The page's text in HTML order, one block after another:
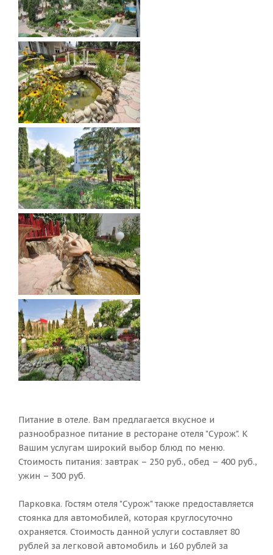
Питание в отеле. Вам предлагается вкусное и
разнообразное питание в ресторане отеля "Сурож". К
Вашим услугам широкий выбор блюд по меню.
Стоимость питания: завтрак – 250 руб., обед – 400 руб.,
ужин – 300 руб.
Парковка. Гостям отеля "Сурож" также предоставляется
стоянка для автомобилей, которая круглосуточно
охраняется. Стоимость данной услуги составляет 80
рублей за легковой автомобиль и 160 рублей за